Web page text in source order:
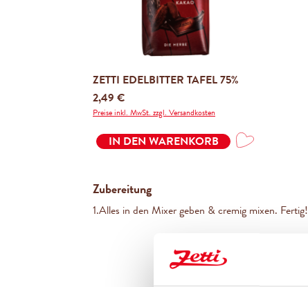
Zubereitung
1.Alles in den Mixer geben & cremig mixen. Fertig!
ZETTI EDELBITTER TAFEL 75%
Regulärer Preis:
2,49 €
Preise inkl. MwSt. zzgl. Versandkosten
IN DEN WARENKORB